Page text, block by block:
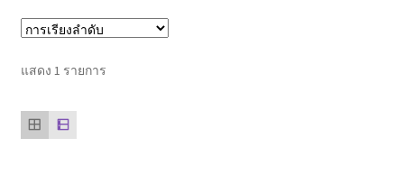
ชำระเงิน
ตะกร้าสินค้า
ติดต่อเรา
แสดง 1 รายการ